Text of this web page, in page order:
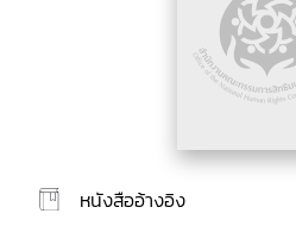
หนังสืออ้างอิง